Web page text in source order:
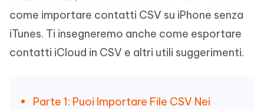
come importare contatti CSV su iPhone senza
iTunes. Ti insegneremo anche come esportare
contatti iCloud in CSV e altri utili suggerimenti.
Parte 1: Puoi Importare File CSV Nei